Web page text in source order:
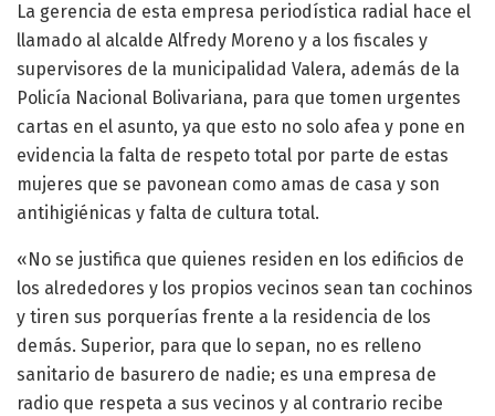
La gerencia de esta empresa periodística radial hace el
llamado al alcalde Alfredy Moreno y a los fiscales y
supervisores de la municipalidad Valera, además de la
Policía Nacional Bolivariana, para que tomen urgentes
cartas en el asunto, ya que esto no solo afea y pone en
evidencia la falta de respeto total por parte de estas
mujeres que se pavonean como amas de casa y son
antihigiénicas y falta de cultura total.
«No se justifica que quienes residen en los edificios de
los alrededores y los propios vecinos sean tan cochinos
y tiren sus porquerías frente a la residencia de los
demás. Superior, para que lo sepan, no es relleno
sanitario de basurero de nadie; es una empresa de
radio que respeta a sus vecinos y al contrario recibe